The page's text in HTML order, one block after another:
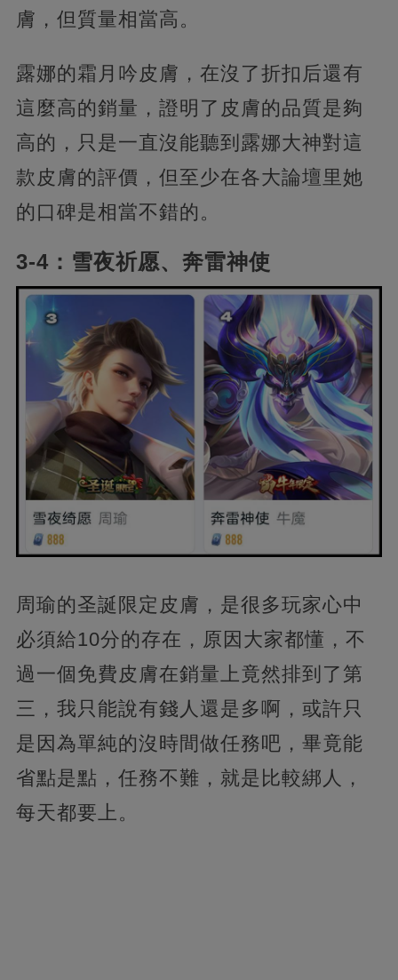
膚，但質量相當高。
露娜的霜月吟皮膚，在沒了折扣后還有
這麼高的銷量，證明了皮膚的品質是夠
高的，只是一直沒能聽到露娜大神對這
款皮膚的評價，但至少在各大論壇里她
的口碑是相當不錯的。
3-4：雪夜祈愿、奔雷神使
周瑜的圣誕限定皮膚，是很多玩家心中
必須給10分的存在，原因大家都懂，不
過一個免費皮膚在銷量上竟然排到了第
三，我只能說有錢人還是多啊，或許只
是因為單純的沒時間做任務吧，畢竟能
省點是點，任務不難，就是比較綁人，
每天都要上。